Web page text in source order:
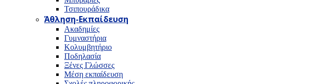
Τσιπουράδικα
Άθληση-Εκπαίδευση
Ακαδημίες
Γυμναστήρια
Κολυμβητήριο
Ποδηλασία
Ξένες Γλώσσες
Μέση εκπαίδευση